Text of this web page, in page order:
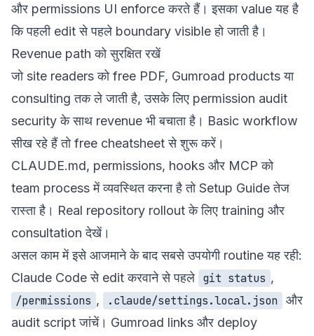
और permissions UI enforce करते हैं। इसका value यह है
कि पहली edit से पहले boundary visible हो जाती है।
Revenue path को सुरक्षित रखें
जो site readers को free PDF, Gumroad products या
consulting तक ले जाती है, उसके लिए permission audit
security के साथ revenue भी बचाता है। Basic workflow
सीख रहे हैं तोfree cheatsheetसे शुरू करें।
CLAUDE.md, permissions, hooks और MCP को
team process में व्यवस्थित करना है तोSetup Guideतेज
रास्ता है। Real repository rollout के लिए training और
consultation देखें।
असल काम में इसे आजमाने के बाद सबसे उपयोगी routine यह रही:
Claude Code से edit करवाने से पहले git status ,
/permissions , .claude/settings.local.json
और
audit script जांचें। Gumroad links और deploy